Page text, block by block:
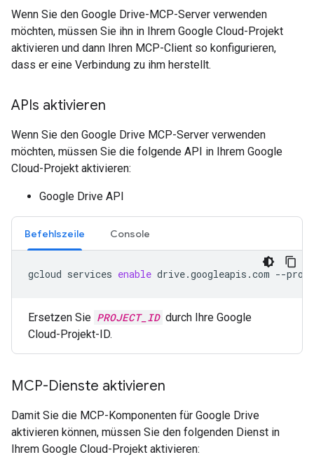
Wenn Sie den Google Drive-MCP-Server verwenden
möchten, müssen Sie ihn in Ihrem Google Cloud-Projekt
aktivieren und dann Ihren MCP-Client so konfigurieren,
dass er eine Verbindung zu ihm herstellt.
APIs aktivieren
Wenn Sie den Google Drive MCP-Server verwenden
möchten, müssen Sie die folgende API in Ihrem Google
Cloud-Projekt aktivieren:
Google Drive API
Befehlszeile Console
gcloud services enable drive.googleapis.com --
Ersetzen Sie PROJECT_ID durch Ihre Google
Cloud-Projekt-ID.
MCP-Dienste aktivieren
Damit Sie die MCP-Komponenten für Google Drive
aktivieren können, müssen Sie den folgenden Dienst in
Ihrem Google Cloud-Projekt aktivieren: